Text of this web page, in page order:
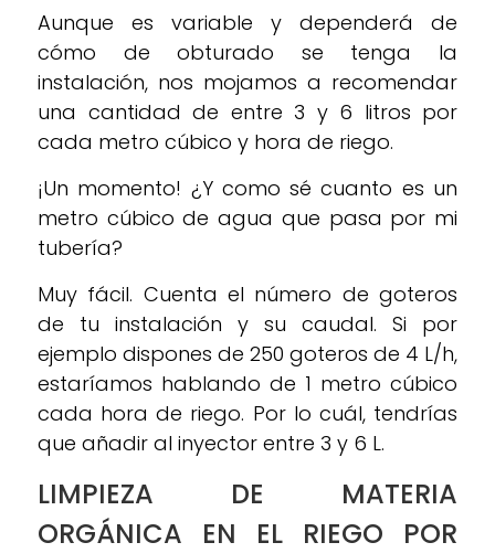
Aunque es variable y dependerá de
cómo de obturado se tenga la
instalación, nos mojamos a recomendar
una cantidad de entre 3 y 6 litros por
cada metro cúbico y hora de riego.
¡Un momento! ¿Y como sé cuanto es un
metro cúbico de agua que pasa por mi
tubería?
Muy fácil. Cuenta el número de goteros
de tu instalación y su caudal. Si por
ejemplo dispones de 250 goteros de 4 L/h,
estaríamos hablando de 1 metro cúbico
cada hora de riego. Por lo cuál, tendrías
que añadir al inyector entre 3 y 6 L.
LIMPIEZA DE MATERIA
ORGÁNICA EN EL RIEGO POR